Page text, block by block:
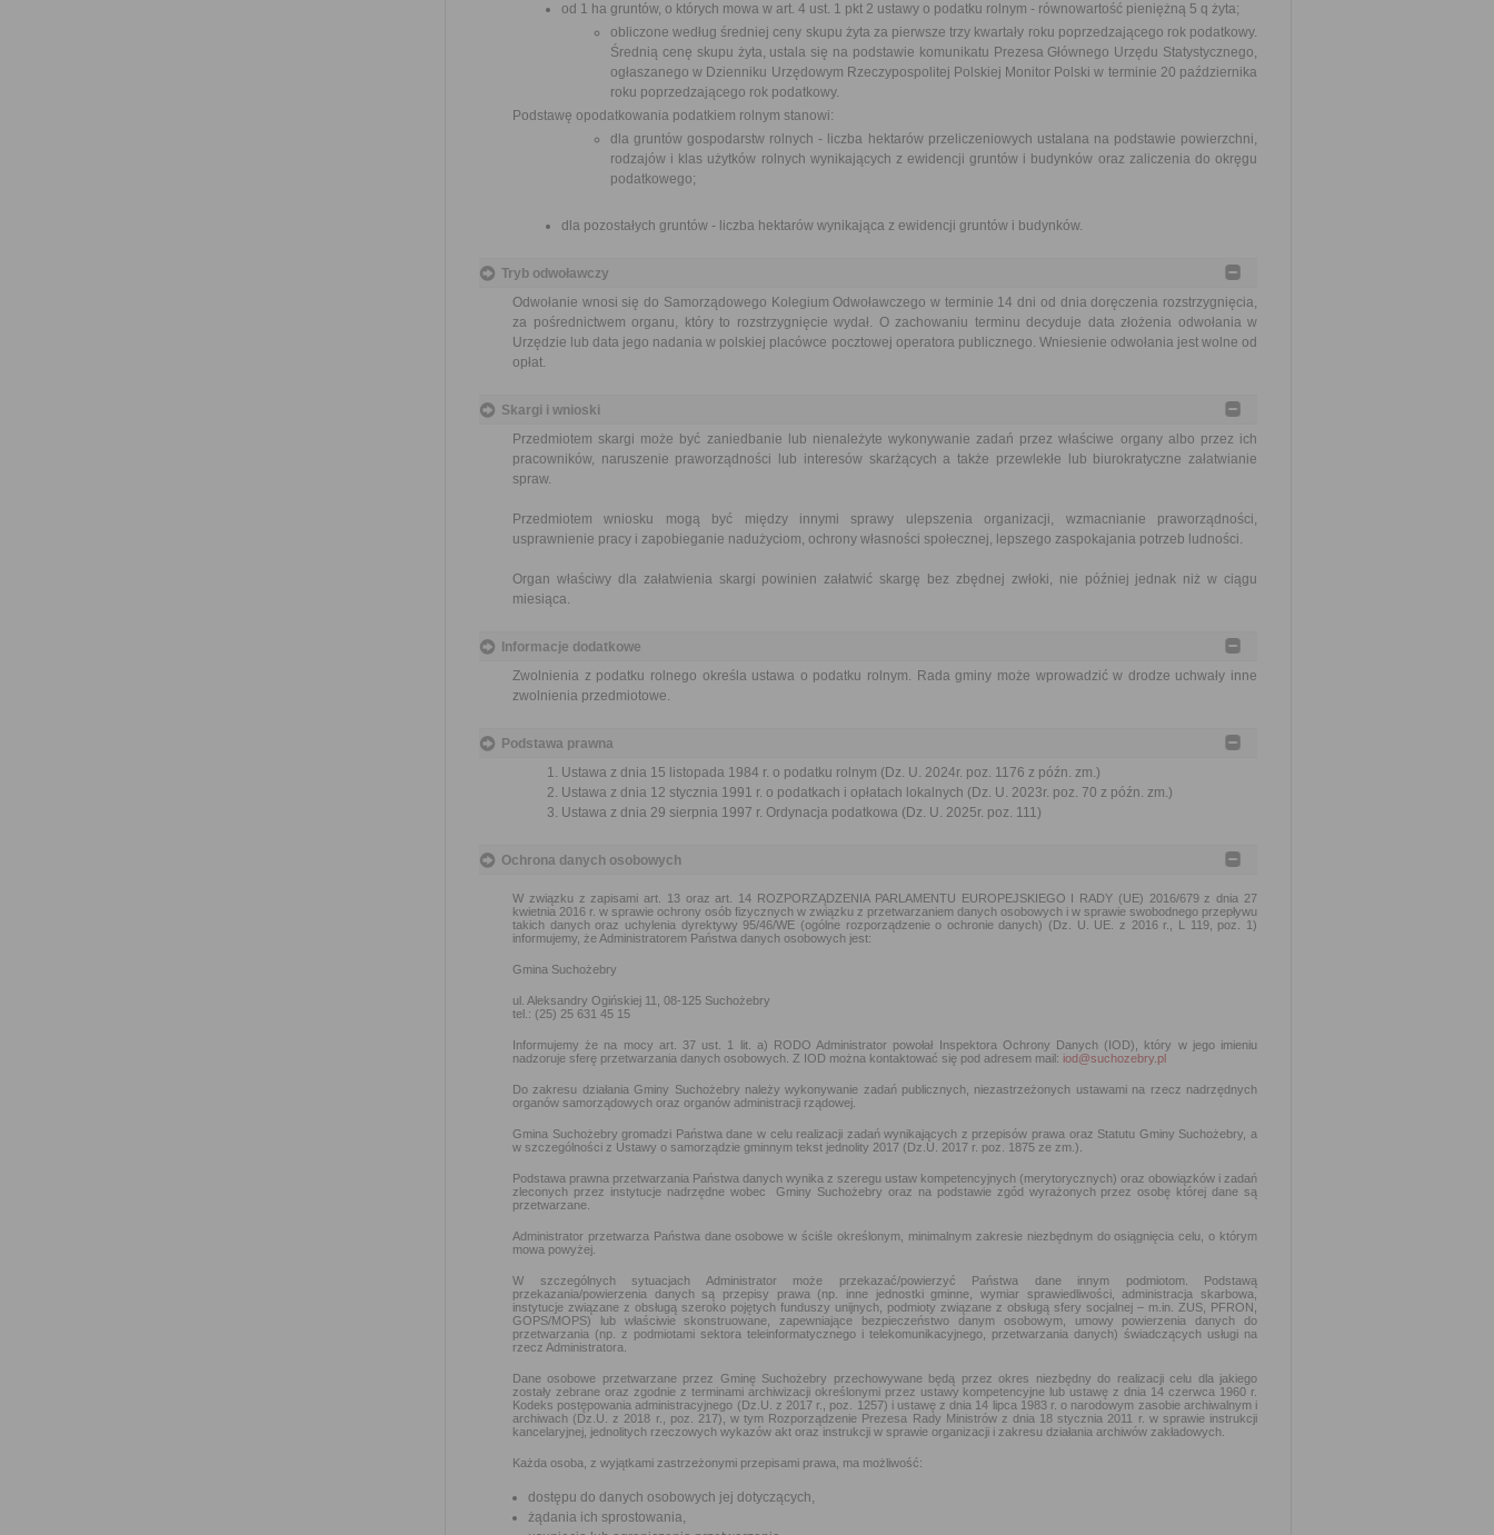
od 1 ha gruntów, o których mowa w art. 4 ust. 1 pkt 2 ustawy o podatku rolnym - równowartość pieniężną 5 q żyta;
obliczone według średniej ceny skupu żyta za pierwsze trzy kwartały roku poprzedzającego rok podatkowy.
Średnią cenę skupu żyta, ustala się na podstawie komunikatu Prezesa Głównego Urzędu Statystycznego,
ogłaszanego w Dzienniku Urzędowym Rzeczypospolitej Polskiej Monitor Polski w terminie 20 października
roku poprzedzającego rok podatkowy.
Podstawę opodatkowania podatkiem rolnym stanowi:
dla gruntów gospodarstw rolnych - liczba hektarów przeliczeniowych ustalana na podstawie powierzchni,
rodzajów i klas użytków rolnych wynikających z ewidencji gruntów i budynków oraz zaliczenia do okręgu
podatkowego;
dla pozostałych gruntów - liczba hektarów wynikająca z ewidencji gruntów i budynków.
Tryb odwoławczy
Odwołanie wnosi się do Samorządowego Kolegium Odwoławczego w terminie 14 dni od dnia doręczenia rozstrzygnięcia,
za pośrednictwem organu, który to rozstrzygnięcie wydał. O zachowaniu terminu decyduje data złożenia odwołania w
Urzędzie lub data jego nadania w polskiej placówce pocztowej operatora publicznego. Wniesienie odwołania jest wolne od
opłat.
Skargi i wnioski
Przedmiotem skargi może być zaniedbanie lub nienależyte wykonywanie zadań przez właściwe organy albo przez ich
pracowników, naruszenie praworządności lub interesów skarżących a także przewlekłe lub biurokratyczne załatwianie
spraw.
Przedmiotem wniosku mogą być między innymi sprawy ulepszenia organizacji, wzmacnianie praworządności,
usprawnienie pracy i zapobieganie nadużyciom, ochrony własności społecznej, lepszego zaspokajania potrzeb ludności.
Organ właściwy dla załatwienia skargi powinien załatwić skargę bez zbędnej zwłoki, nie później jednak niż w ciągu
miesiąca.
Informacje dodatkowe
Zwolnienia z podatku rolnego określa ustawa o podatku rolnym. Rada gminy może wprowadzić w drodze uchwały inne
zwolnienia przedmiotowe.
Podstawa prawna
Ustawa z dnia 15 listopada 1984 r. o podatku rolnym (Dz. U. 2024r. poz. 1176 z późn. zm.)
Ustawa z dnia 12 stycznia 1991 r. o podatkach i opłatach lokalnych (Dz. U. 2023r. poz. 70 z późn. zm.)
Ustawa z dnia 29 sierpnia 1997 r. Ordynacja podatkowa (Dz. U. 2025r. poz. 111)
Ochrona danych osobowych
W związku z zapisami art. 13 oraz art. 14 ROZPORZĄDZENIA PARLAMENTU EUROPEJSKIEGO I RADY (UE) 2016/679 z dnia 27
kwietnia 2016 r. w sprawie ochrony osób fizycznych w związku z przetwarzaniem danych osobowych i w sprawie swobodnego przepływu
takich danych oraz uchylenia dyrektywy 95/46/WE (ogólne rozporządzenie o ochronie danych) (Dz. U. UE. z 2016 r., L 119, poz. 1)
informujemy, że Administratorem Państwa danych osobowych jest:
Gmina Suchożebry
ul. Aleksandry Ogińskiej 11, 08-125 Suchożebry
tel.: (25) 25 631 45 15
Informujemy że na mocy art. 37 ust. 1 lit. a) RODO Administrator powołał Inspektora Ochrony Danych (IOD), który w jego imieniu
nadzoruje sferę przetwarzania danych osobowych. Z IOD można kontaktować się pod adresem mail: iod@suchozebry.pl
Do zakresu działania Gminy Suchożebry należy wykonywanie zadań publicznych, niezastrzeżonych ustawami na rzecz nadrzędnych
organów samorządowych oraz organów administracji rządowej.
Gmina Suchożebry gromadzi Państwa dane w celu realizacji zadań wynikających z przepisów prawa oraz Statutu Gminy Suchożebry, a
w szczególności z Ustawy o samorządzie gminnym tekst jednolity 2017 (Dz.U. 2017 r. poz. 1875 ze zm.).
Podstawa prawna przetwarzania Państwa danych wynika z szeregu ustaw kompetencyjnych (merytorycznych) oraz obowiązków i zadań
zleconych przez instytucje nadrzędne wobec Gminy Suchożebry oraz na podstawie zgód wyrażonych przez osobę której dane są
przetwarzane.
Administrator przetwarza Państwa dane osobowe w ściśle określonym, minimalnym zakresie niezbędnym do osiągnięcia celu, o którym
mowa powyżej.
W szczególnych sytuacjach Administrator może przekazać/powierzyć Państwa dane innym podmiotom. Podstawą
przekazania/powierzenia danych są przepisy prawa (np. inne jednostki gminne, wymiar sprawiedliwości, administracja skarbowa,
instytucje związane z obsługą szeroko pojętych funduszy unijnych, podmioty związane z obsługą sfery socjalnej – m.in. ZUS, PFRON,
GOPS/MOPS) lub właściwie skonstruowane, zapewniające bezpieczeństwo danym osobowym, umowy powierzenia danych do
przetwarzania (np. z podmiotami sektora teleinformatycznego i telekomunikacyjnego, przetwarzania danych) świadczących usługi na
rzecz Administratora.
Dane osobowe przetwarzane przez Gminę Suchożebry przechowywane będą przez okres niezbędny do realizacji celu dla jakiego
zostały zebrane oraz zgodnie z terminami archiwizacji określonymi przez ustawy kompetencyjne lub ustawę z dnia 14 czerwca 1960 r.
Kodeks postępowania administracyjnego (Dz.U. z 2017 r., poz. 1257) i ustawę z dnia 14 lipca 1983 r. o narodowym zasobie archiwalnym i
archiwach (Dz.U. z 2018 r., poz. 217), w tym Rozporządzenie Prezesa Rady Ministrów z dnia 18 stycznia 2011 r. w sprawie instrukcji
kancelaryjnej, jednolitych rzeczowych wykazów akt oraz instrukcji w sprawie organizacji i zakresu działania archiwów zakładowych.
Każda osoba, z wyjątkami zastrzeżonymi przepisami prawa, ma możliwość:
dostępu do danych osobowych jej dotyczących,
żądania ich sprostowania,